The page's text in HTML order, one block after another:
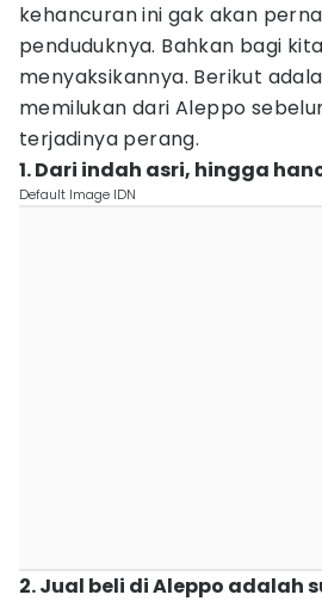
kehancuran ini gak akan
penduduknya. Bahkan bagi
menyaksikannya. Berikut
memilukan dari Aleppo
terjadinya perang.
1. Dari indah asri, hingga
Default Image IDN
2. Jual beli di Aleppo adalah